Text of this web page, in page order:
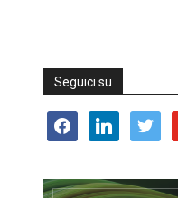
Seguici su
facebooklinkedin twitter